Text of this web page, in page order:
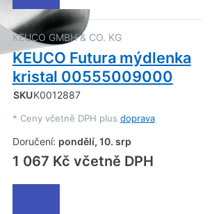
KEUCO GMBH & CO. KG
KEUCO Futura mýdlenka
kristal 00555009000
SKUK0012887
* Ceny včetně DPH plus doprava
Doručení: pondělí, 10. srp
1 067 Kč včetně DPH